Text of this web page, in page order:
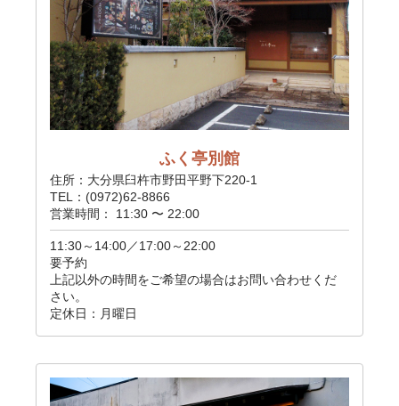
ふく亭別館
住所：大分県臼杵市野田平野下220-1
TEL：(0972)62-8866
営業時間： 11:30 〜 22:00
11:30～14:00／17:00～22:00
要予約
上記以外の時間をご希望の場合はお問い合わせくだ
さい。
定休日：月曜日